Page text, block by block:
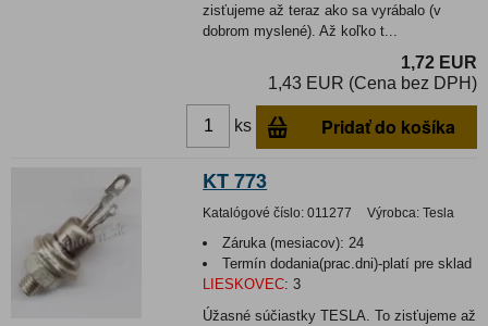
zisťujeme až teraz ako sa vyrábalo (v
dobrom myslené). Až koľko t...
1,72 EUR
1,43 EUR (Cena bez DPH)
ks Pridať do košíka
KT 773
Katalógové číslo: 011277 Výrobca: Tesla
Záruka (mesiacov): 24
Termín dodania(prac.dni)-platí pre sklad
LIESKOVEC: 3
Úžasné súčiastky TESLA. To zisťujeme až